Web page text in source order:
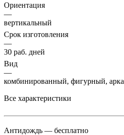
Ориентация
—
вертикальный
Срок изготовления
—
30 раб. дней
Вид
—
комбинированный, фигурный, арка
Все характеристики
Антидождь — бесплатно